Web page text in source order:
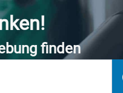
finden